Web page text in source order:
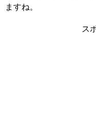
ますね。
ス